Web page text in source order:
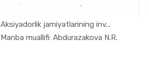
Aksiyadorlik jamiyatlarining inv...
Manba muallifi: Abdurazakova N.R.
In Raqamli...